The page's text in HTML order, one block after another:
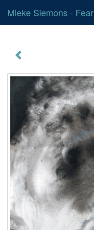
Mieke Siemons - Fear